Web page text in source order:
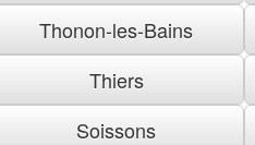
Thonon-les-Bains
Thiers
Soissons